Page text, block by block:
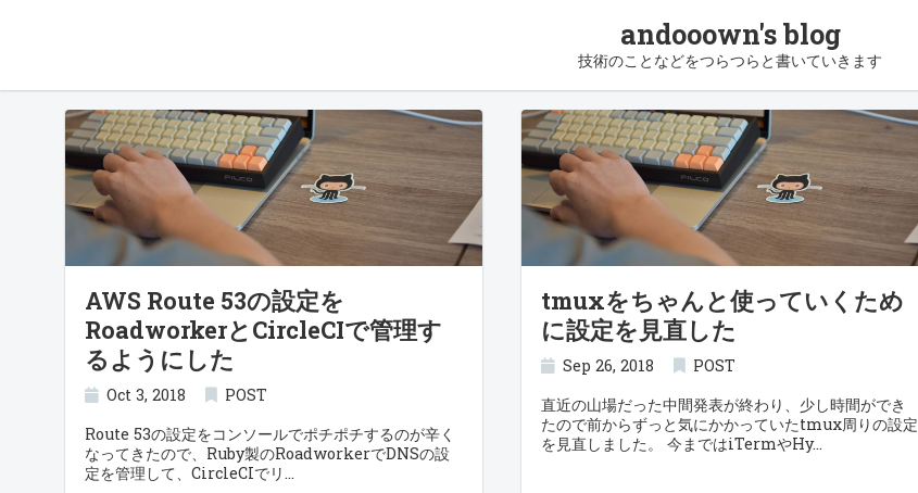
andooown's blog
技術のことなどをつらつらと書いていきます
AWS Route 53の設定を
RoadworkerとCircleCIで管理す
るようにした
Oct 3, 2018
POST
Route 53の設定をコンソールでポチポチするのが辛く
なってきたので、Ruby製のRoadworkerでDNSの設
定を管理して、CircleCIでリ
tmuxをちゃんと使っていくため
に設定を見直した
Sep 26, 2018
POST
直近の山場だった中間発表が終わり、少し時間ができ
たので前からずっと気にかかっていたtmux周りの設定
を見直しました。 今まではiTermやHy